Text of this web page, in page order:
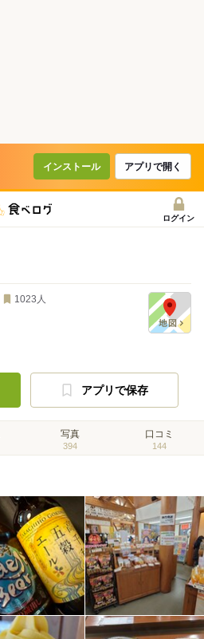
インストール アプリで開く
ログイン
1023 人
アプリで保存
写真
394
口コミ
144